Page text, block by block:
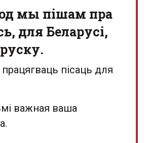
мы пішам пра
для Беларусі,
пісаць для
важная ваша